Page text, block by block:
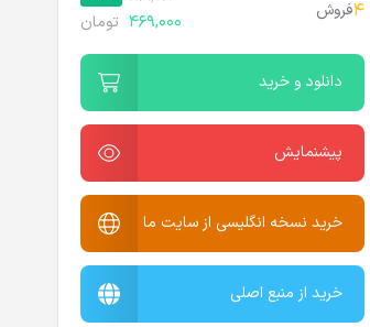
4فروش 469,000 تومان
دانلود و خرید
پیشنمایش
خرید نسخه انگلیسی از سایت ما
خرید از منبع اصلی